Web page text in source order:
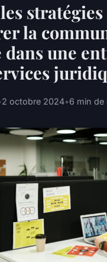
la
une
2 octobre 2024•6 min de